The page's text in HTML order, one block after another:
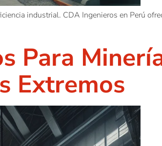
industrial. CDA Ingenieros en Perú
Para
Extremos